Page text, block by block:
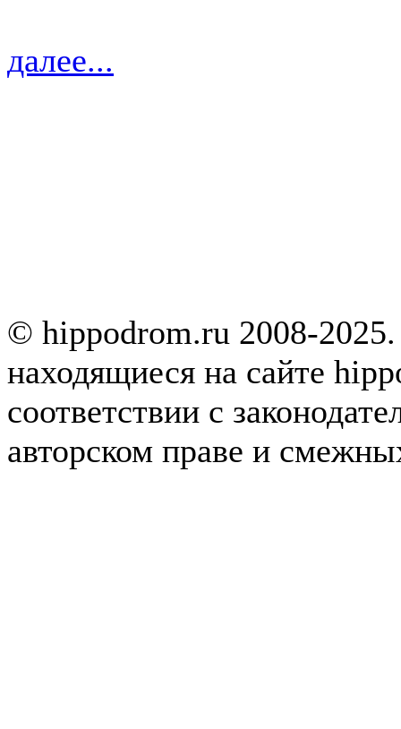
далее...
© hippodrom.ru 2008-
находящиеся на сайте
соответствии с
авторском праве и